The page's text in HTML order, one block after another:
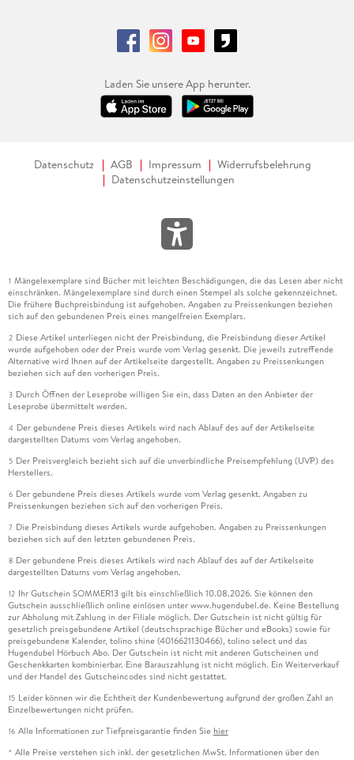
Laden Sie unsere App herunter.
Datenschutz AGB Impressum
Widerrufsbelehrung
Datenschutzeinstellungen
1 Mängelexemplare sind Bücher mit leichten Beschädigungen, die das Lesen aber nicht
einschränken. Mängelexemplare sind durch einen Stempel als solche gekennzeichnet.
Die frühere Buchpreisbindung ist aufgehoben. Angaben zu Preissenkungen beziehen
sich auf den gebundenen Preis eines mangelfreien Exemplars.
2 Diese Artikel unterliegen nicht der Preisbindung, die Preisbindung dieser Artikel
wurde aufgehoben oder der Preis wurde vom Verlag gesenkt. Die jeweils zutreffende
Alternative wird Ihnen auf der Artikelseite dargestellt. Angaben zu Preissenkungen
beziehen sich auf den vorherigen Preis.
3 Durch Öffnen der Leseprobe willigen Sie ein, dass Daten an den Anbieter der
Leseprobe übermittelt werden.
4 Der gebundene Preis dieses Artikels wird nach Ablauf des auf der Artikelseite
dargestellten Datums vom Verlag angehoben.
5 Der Preisvergleich bezieht sich auf die unverbindliche Preisempfehlung (UVP) des
Herstellers.
6 Der gebundene Preis dieses Artikels wurde vom Verlag gesenkt. Angaben zu
Preissenkungen beziehen sich auf den vorherigen Preis.
7 Die Preisbindung dieses Artikels wurde aufgehoben. Angaben zu Preissenkungen
beziehen sich auf den letzten gebundenen Preis.
8 Der gebundene Preis dieses Artikels wird nach Ablauf des auf der Artikelseite
dargestellten Datums vom Verlag angehoben.
12 Ihr Gutschein SOMMER13 gilt bis einschließlich 10.08.2026. Sie können den
Gutschein ausschließlich online einlösen unter www.hugendubel.de. Keine Bestellung
zur Abholung mit Zahlung in der Filiale möglich. Der Gutschein ist nicht gültig für
gesetzlich preisgebundene Artikel (deutschsprachige Bücher und eBooks) sowie für
preisgebundene Kalender, tolino shine (4016621130466), tolino select und das
Hugendubel Hörbuch Abo. Der Gutschein ist nicht mit anderen Gutscheinen und
Geschenkkarten kombinierbar. Eine Barauszahlung ist nicht möglich. Ein Weiterverkauf
und der Handel des Gutscheincodes sind nicht gestattet.
15 Leider können wir die Echtheit der Kundenbewertung aufgrund der großen Zahl an
Einzelbewertungen nicht prüfen.
16 Alle Informationen zur Tiefpreisgarantie finden Sie hier
* Alle Preise verstehen sich inkl. der gesetzlichen MwSt. Informationen über den